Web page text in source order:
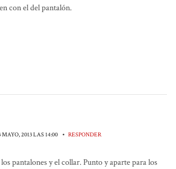
con el del pantalón.
MAYO, 2013 LAS 14:00 • RESPONDER
pantalones y el collar. Punto y aparte para los